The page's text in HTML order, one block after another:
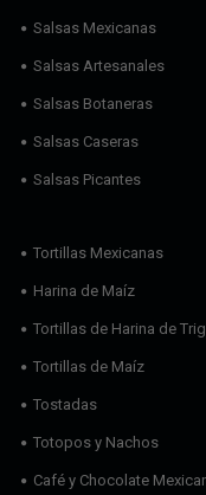
Salsas Mexicanas
Salsas Artesanales
Salsas Botaneras
Salsas Caseras
Salsas Picantes
Tortillas Mexicanas
Harina de Maíz
Tortillas de Harina de
Tortillas de Maíz
Tostadas
Totopos y Nachos
Café y Chocolate